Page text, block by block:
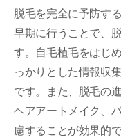
脱毛を完全に予防す
早期に行うことで、
す。自毛植毛をはじ
っかりとした情報収
です。また、脱毛の
ヘアアートメイク、
慮することが効果的で